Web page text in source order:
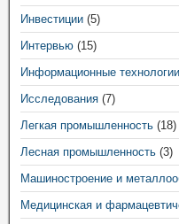
Инвестиции (5)
Интервью (15)
Информационные
Исследования (7)
Легкая промышленность (18)
Лесная промышленность (3)
Машиностроение и
Медицинская и